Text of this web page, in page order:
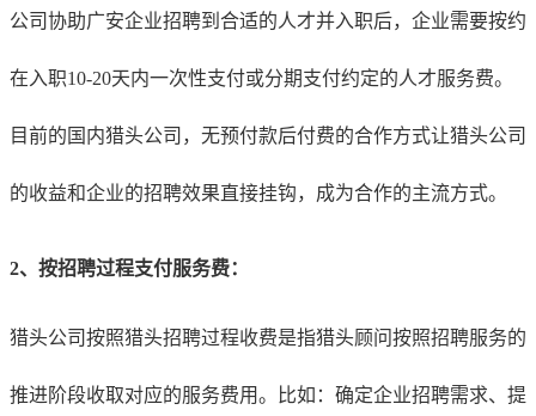
公司协助广安企业招聘到合适的人才并入职后，企业需要按约
在入职10-20天内一次性支付或分期支付约定的人才服务费。
目前的国内猎头公司，无预付款后付费的合作方式让猎头公司
的收益和企业的招聘效果直接挂钩，成为合作的主流方式。
2、按招聘过程支付服务费：
猎头公司按照猎头招聘过程收费是指猎头顾问按照招聘服务的
推进阶段收取对应的服务费用。比如：确定企业招聘需求、提